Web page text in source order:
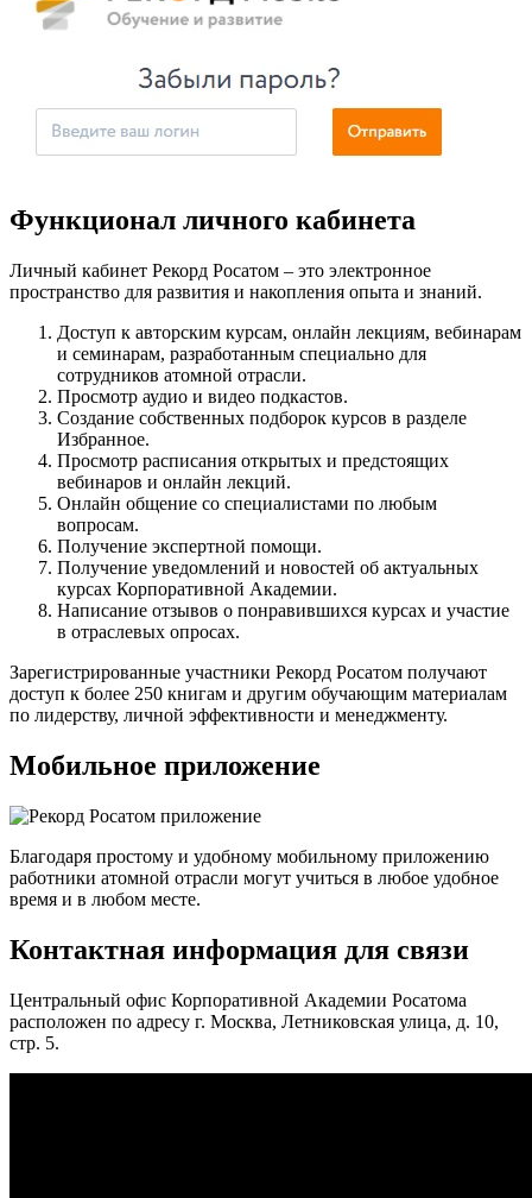
Функционал личного кабинета
Личный кабинет Рекорд Росатом – это электронное
пространство для развития и накопления опыта и знаний.
Доступ к авторским курсам, онлайн лекциям, вебинарам
и семинарам, разработанным специально для
сотрудников атомной отрасли.
Просмотр аудио и видео подкастов.
Создание собственных подборок курсов в разделе
Избранное.
Просмотр расписания открытых и предстоящих
вебинаров и онлайн лекций.
Онлайн общение со специалистами по любым
вопросам.
Получение экспертной помощи.
Получение уведомлений и новостей об актуальных
курсах Корпоративной Академии.
Написание отзывов о понравившихся курсах и участие
в отраслевых опросах.
Зарегистрированные участники Рекорд Росатом получают
доступ к более 250 книгам и другим обучающим материалам
по лидерству, личной эффективности и менеджменту.
Мобильное приложение
Благодаря простому и удобному мобильному приложению
работники атомной отрасли могут учиться в любое удобное
время и в любом месте.
Контактная информация для связи
Центральный офис Корпоративной Академии Росатома
расположен по адресу г. Москва, Летниковская улица, д. 10,
стр. 5.